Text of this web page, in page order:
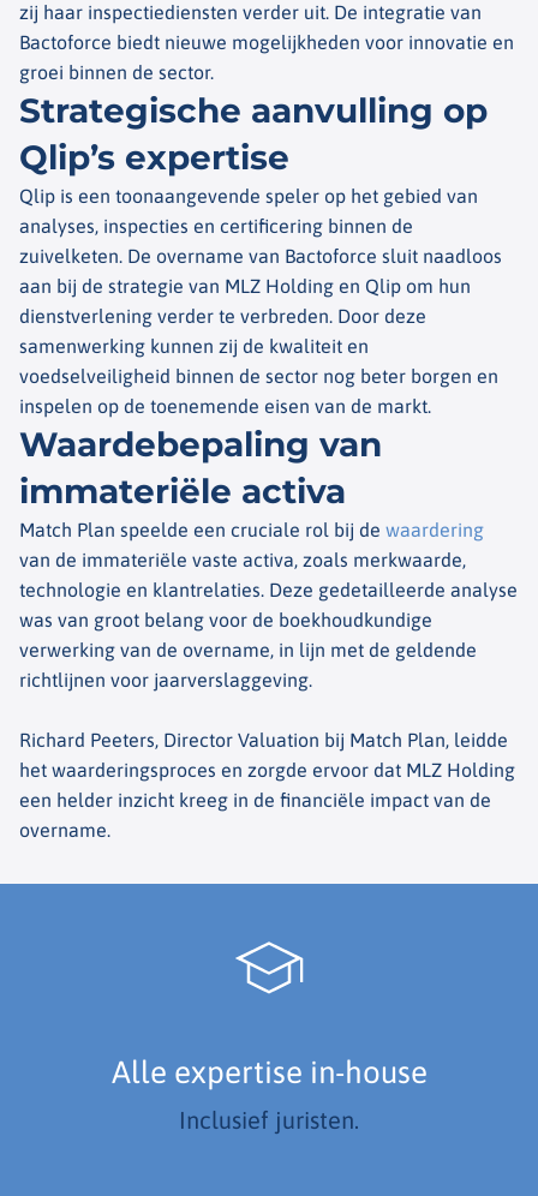
zij haar inspectiediensten verder uit. De integratie van
Bactoforce biedt nieuwe mogelijkheden voor innovatie en
groei binnen de sector.
Strategische aanvulling op
Qlip’s expertise
Qlip is een toonaangevende speler op het gebied van
analyses, inspecties en certificering binnen de
zuivelketen. De overname van Bactoforce sluit naadloos
aan bij de strategie van MLZ Holding en Qlip om hun
dienstverlening verder te verbreden. Door deze
samenwerking kunnen zij de kwaliteit en
voedselveiligheid binnen de sector nog beter borgen en
inspelen op de toenemende eisen van de markt.
Waardebepaling van
immateriële activa
Match Plan speelde een cruciale rol bij de waardering
van de immateriële vaste activa, zoals merkwaarde,
technologie en klantrelaties. Deze gedetailleerde analyse
was van groot belang voor de boekhoudkundige
verwerking van de overname, in lijn met de geldende
richtlijnen voor jaarverslaggeving.
Richard Peeters, Director Valuation bij Match Plan, leidde
het waarderingsproces en zorgde ervoor dat MLZ Holding
een helder inzicht kreeg in de financiële impact van de
overname.
Alle expertise in-house
Inclusief juristen.